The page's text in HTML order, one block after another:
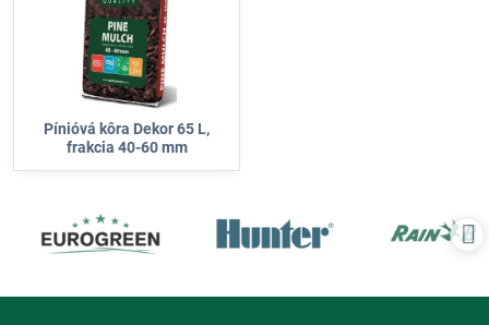
Pínióvá kôra Dekor 65 L,
frakcia 40-60 mm